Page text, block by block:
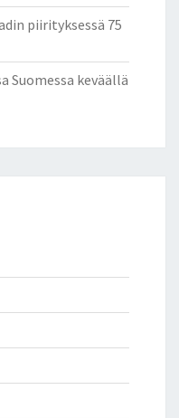
piirityksessä 75
Suomessa keväällä